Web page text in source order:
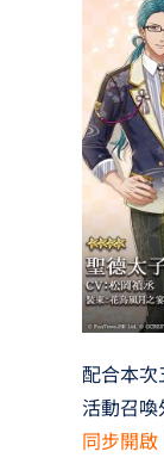
配合本
活動召
同步開啟